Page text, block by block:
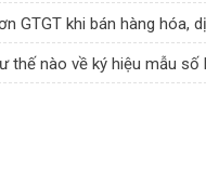
GTGT khi bán hàng hóa,
thế nào về ký hiệu mẫu số